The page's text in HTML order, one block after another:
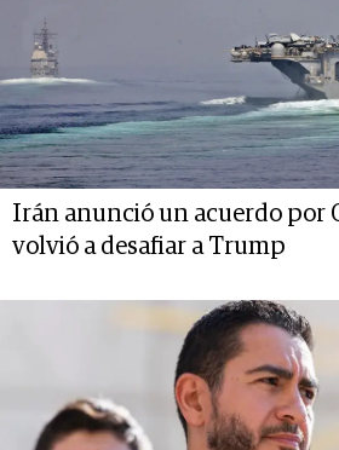
Irán anunció un acuerdo por
volvió a desafiar a Trump